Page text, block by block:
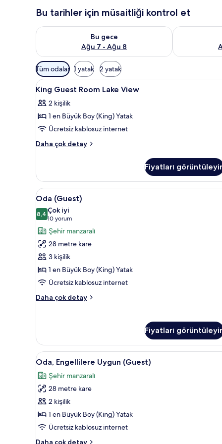
Bu tarihler için müsaitliği kontrol et
Bu gece
Ağu 7 - Ağu 8
Bu gece için müsaitliği kontrol et Ağu 7 - Ağu 8
Yarın için
Odalar
için
mevcut
filtreler
Tüm odalar 1 yatak 2 yatak
King
Guest
Room
Lake
View
için
görün
Minibar, odada kasa, masa,
6
King Guest Room Lake View
2 kişilik
1 en Büyük Boy (King) Yatak
Ücretsiz kablosuz internet
Daha çok detay
King
View
hakkında
daha
fazla
detay
Fiyatları
Oda
(Guest)
için
tüm
fotoğrafları
görün
Minibar, odada kasa, masa,
6
Oda (Guest)
8,48,4 / 10
Çok iyi
10 yorum
(10
yorum)
Şehir manzaralı
28 metre kare
3 kişilik
1 en Büyük Boy (King) Yatak
Ücretsiz kablosuz internet
Daha çok detay
Oda
detay
Fiyatları
Oda,
Engellilere
Uygun
(Guest)
için
tüm
fotoğrafları
Minibar, odada kasa, masa,
5
Oda, Engellilere Uygun (Guest)
Şehir manzaralı
28 metre kare
2 kişilik
1 en Büyük Boy (King) Yatak
Ücretsiz kablosuz internet
Daha çok detay
Oda,